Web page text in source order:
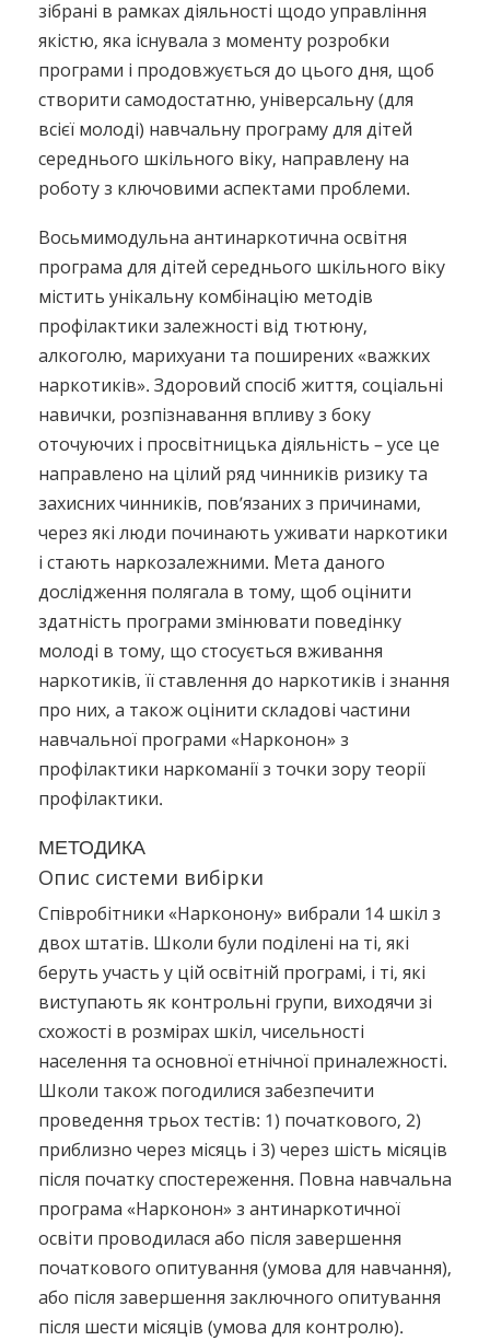
зібрані в рамках діяльності щодо управління
якістю, яка існувала з моменту розробки
програми і продовжується до цього дня, щоб
створити самодостатню, універсальну (для
всієї молоді) навчальну програму для дітей
середнього шкільного віку, направлену на
роботу з ключовими аспектами проблеми.
Восьмимодульна антинаркотична освітня
програма для дітей середнього шкільного віку
містить унікальну комбінацію методів
профілактики залежності від тютюну,
алкоголю, марихуани та поширених «важких
наркотиків». Здоровий спосіб життя, соціальні
навички, розпізнавання впливу з боку
оточуючих і просвітницька діяльність – усе це
направлено на цілий ряд чинників ризику та
захисних чинників, пов’язаних з причинами,
через які люди починають уживати наркотики
і стають наркозалежними. Мета даного
дослідження полягала в тому, щоб оцінити
здатність програми змінювати поведінку
молоді в тому, що стосується вживання
наркотиків, її ставлення до наркотиків і знання
про них, а також оцінити складові частини
навчальної програми «Нарконон» з
профілактики наркоманії з точки зору теорії
профілактики.
МЕТОДИКА
Опис системи вибірки
Співробітники «Нарконону» вибрали 14 шкіл з
двох штатів. Школи були поділені на ті, які
беруть участь у цій освітній програмі, і ті, які
виступають як контрольні групи, виходячи зі
схожості в розмірах шкіл, чисельності
населення та основної етнічної приналежності.
Школи також погодилися забезпечити
проведення трьох тестів: 1) початкового, 2)
приблизно через місяць і 3) через шість місяців
після початку спостереження. Повна навчальна
програма «Нарконон» з антинаркотичної
освіти проводилася або після завершення
початкового опитування (умова для навчання),
або після завершення заключного опитування
після шести місяців (умова для контролю).